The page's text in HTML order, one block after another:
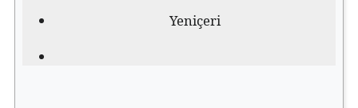
Yeniçeri